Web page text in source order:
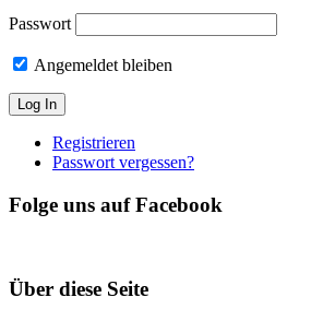
Passwort
Angemeldet bleiben
Registrieren
Passwort vergessen?
Folge uns auf Facebook
Über diese Seite